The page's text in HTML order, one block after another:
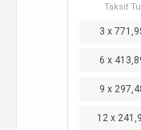
Taksit
3 x
6 x
9 x
12 x